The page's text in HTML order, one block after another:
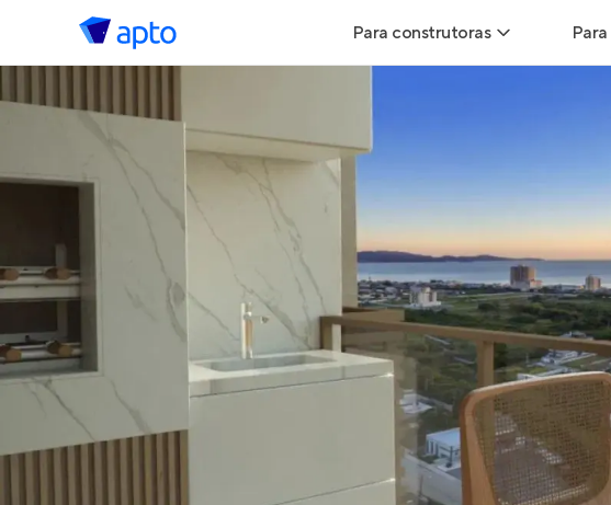
Para construtoras
Geração de Vendas
Maiores Construtoras
Parcerias Imobiliárias
Anunciar Imóveis